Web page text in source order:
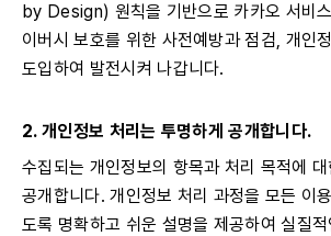
by Design) 원칙을 기반으로 카카오 서비
이버시 보호를 위한 사전예방과 점검, 개인
도입하여 발전시켜 나갑니다.
2. 개인정보 처리는 투명하게 공개합니다.
수집되는 개인정보의 항목과 처리 목적에
공개합니다. 개인정보 처리 과정을 모든 이
도록 명확하고 쉬운 설명을 제공하여 실질